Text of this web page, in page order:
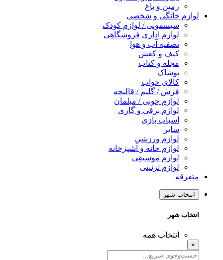
زمین و باغ
لوازم خانگی و شخصی
سیسمونی / لوازم کودک
لوازم اداری فروشگاهی
تصفیه آب و هوا
کیف و کفش
مجله و کتاب
پوشاک
کالای خواب
فرش / گلیم / قالیچه
لوازم چوبی / مبلمان
لوازم برقی و گازی
اسباب بازی
سایر
لوازم ورزشی
لوازم خانه و آشپزخانه
لوازم موسیقی
لوازم تزئینی
متفرقه
انتخاب شهر
انتخاب شهر
انتخاب همه
×